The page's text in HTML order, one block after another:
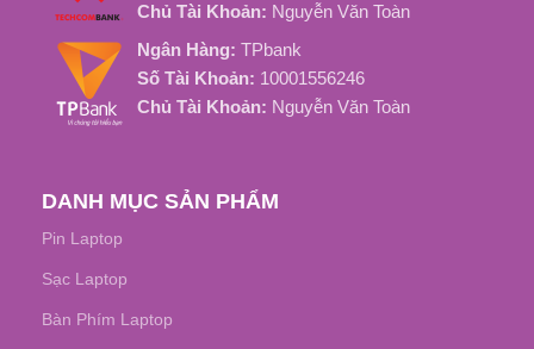
Khoảng 1000 Chu kỳ sạc
Chủ Tài Khoản: Nguyễn Văn Toàn
Ngân Hàng: TPbank
Số Tài Khoản: 10001556246
Chủ Tài Khoản: Nguyễn Văn Toàn
DANH MỤC SẢN PHẨM
Pin Laptop
Sạc Laptop
Bàn Phím Laptop